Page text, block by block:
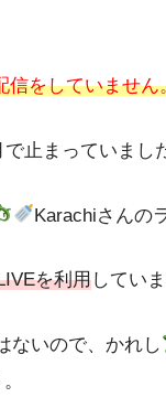
信をしていません
止まっていまし
Karachiさんの
を利用していま
ないので、かれし